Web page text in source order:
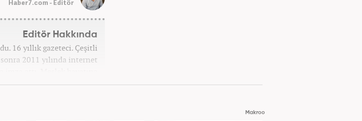
Haber7.com - Editör
Editör Hakkında
16 yıllık gazeteci. Çeşitli
2011 yılında internet
attı. Meslek hayatına
olarak devam etmektedir.
Makroo